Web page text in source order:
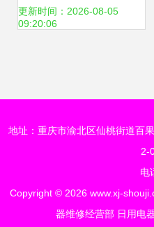
护，温暖万家灯火
更新时间：2026-08-05
09:20:06
地址：重庆市渝北区仙桃街道百
2-
电
Copyright © 2026 www.xj-
器维修经营部 日用电